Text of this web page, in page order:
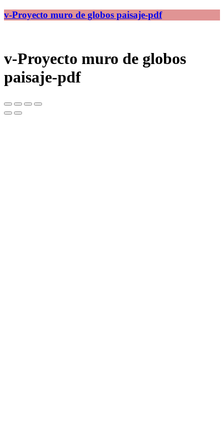
v-Proyecto muro de globos paisaje-pdf
v-Proyecto muro de globos
paisaje-pdf